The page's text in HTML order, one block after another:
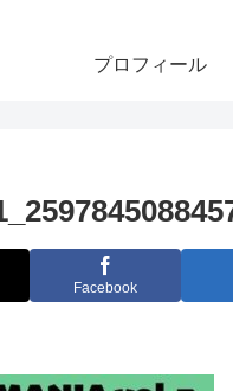
プロフィール
Facebook